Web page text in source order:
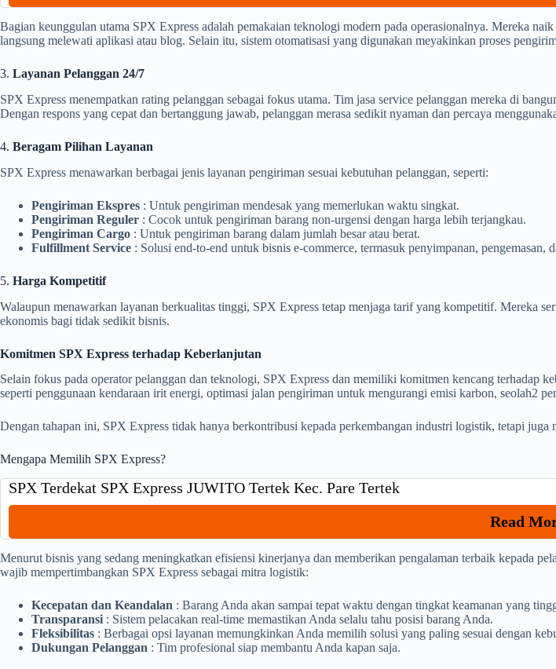
Bagian keunggulan utama SPX Express adalah pemakaian teknologi modern pada operasionalnya. Mereka
langsung melewati aplikasi atau blog. Selain itu, sistem otomatisasi yang digunakan meyakinkan proses
3. Layanan Pelanggan 24/7
SPX Express menempatkan rating pelanggan sebagai fokus utama. Tim jasa service pelanggan mereka di
Dengan respons yang cepat dan bertanggung jawab, pelanggan merasa sedikit nyaman dan percaya
4. Beragam Pilihan Layanan
SPX Express menawarkan berbagai jenis layanan pengiriman sesuai kebutuhan pelanggan, seperti:
Pengiriman Ekspres : Untuk pengiriman mendesak yang memerlukan waktu singkat.
Pengiriman Reguler : Cocok untuk pengiriman barang non-urgensi dengan harga lebih terjangkau.
Pengiriman Cargo : Untuk pengiriman barang dalam jumlah besar atau berat.
Fulfillment Service : Solusi end-to-end untuk bisnis e-commerce, termasuk penyimpanan, pengemasan,
5. Harga Kompetitif
Walaupun menawarkan layanan berkualitas tinggi, SPX Express tetap menjaga tarif yang kompetitif. Mereka
ekonomis bagi tidak sedikit bisnis.
Komitmen SPX Express terhadap Keberlanjutan
Selain fokus pada operator pelanggan dan teknologi, SPX Express dan memiliki komitmen kencang terhadap
seperti penggunaan kendaraan irit energi, optimasi jalan pengiriman untuk mengurangi emisi karbon, seolah2
Dengan tahapan ini, SPX Express tidak hanya berkontribusi kepada perkembangan industri logistik, tetapi
Mengapa Memilih SPX Express?
SPX Terdekat SPX Express JUWITO Tertek Kec. Pare Tertek
Read
Menurut bisnis yang sedang meningkatkan efisiensi kinerjanya dan memberikan pengalaman terbaik kepada
wajib mempertimbangkan SPX Express sebagai mitra logistik:
Kecepatan dan Keandalan : Barang Anda akan sampai tepat waktu dengan tingkat keamanan yang
Transparansi : Sistem pelacakan real-time memastikan Anda selalu tahu posisi barang Anda.
Fleksibilitas : Berbagai opsi layanan memungkinkan Anda memilih solusi yang paling sesuai dengan
Dukungan Pelanggan : Tim profesional siap membantu Anda kapan saja.